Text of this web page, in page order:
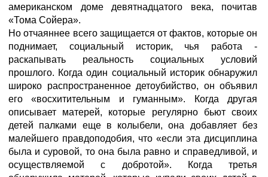
американском доме девятнадцатого века, почитав
«Тома Сойера».
Но отчаяннее всего защищается от фактов, которые он
поднимает, социальный историк, чья работа -
раскапывать реальность социальных условий
прошлого. Когда один социальный историк обнаружил
широко распространенное детоубийство, он объявил
его «восхитительным и гуманным». Когда другая
описывает матерей, которые регулярно бьют своих
детей палками еще в колыбели, она добавляет без
малейшего правдоподобия, что «если эта дисциплина
была и суровой, то она была равно и справедливой, и
осуществляемой с добротой». Когда третья